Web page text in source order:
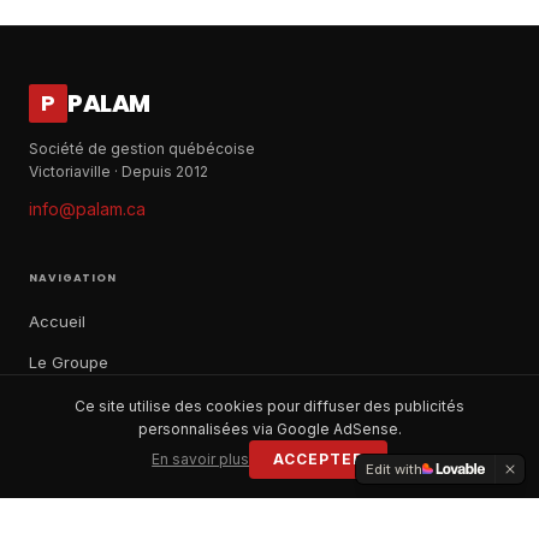
P PALAM
Société de gestion québécoise
Victoriaville · Depuis 2012
info@palam.ca
NAVIGATION
Accueil
Le Groupe
Notre histoire
Ce site utilise des cookies pour diffuser des publicités
personnalisées via Google AdSense.
En savoir plus
ACCEPTER
Edit with